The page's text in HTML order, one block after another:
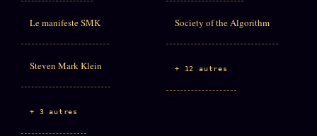
Le manifeste SMK
Steven Mark Klein
+ 3 autres
Society of the Algorithm
+ 12 autres